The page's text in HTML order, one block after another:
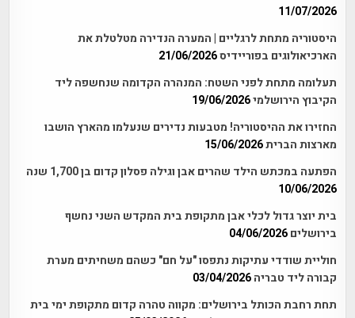
11/07/2026
היסטוריה מתחת לרגליים | המערה הנדירה מטלטלת את
הארכיאולוגים בפוריידיס21/06/2026
תעלומה מתחת לפני השטח: המנהרה הקדומה שנחשפה ליד
הקיבוץ הירושלמי19/06/2026
החזירו את ההיסטוריה! מטבעות נדירים שנעלמו מהארץ הושבו
מארצות הברית15/06/2026
הפתעה במכתש הילד שהרים אבן וגילה פסלון קדום בן 1,700 שנה
10/06/2026
בית יוצר גדול לכלי אבן מתקופת בית המקדש השני נחשף
בירושלים 04/06/2026
חוליית שודדי עתיקות נתפסו "על חם" כשהם משחיתים מערת
קבורה ליד טבריה 03/04/2026
תחת רחבת הכותל בירושלים: מקווה טהרה קדום מתקופת ימי בית